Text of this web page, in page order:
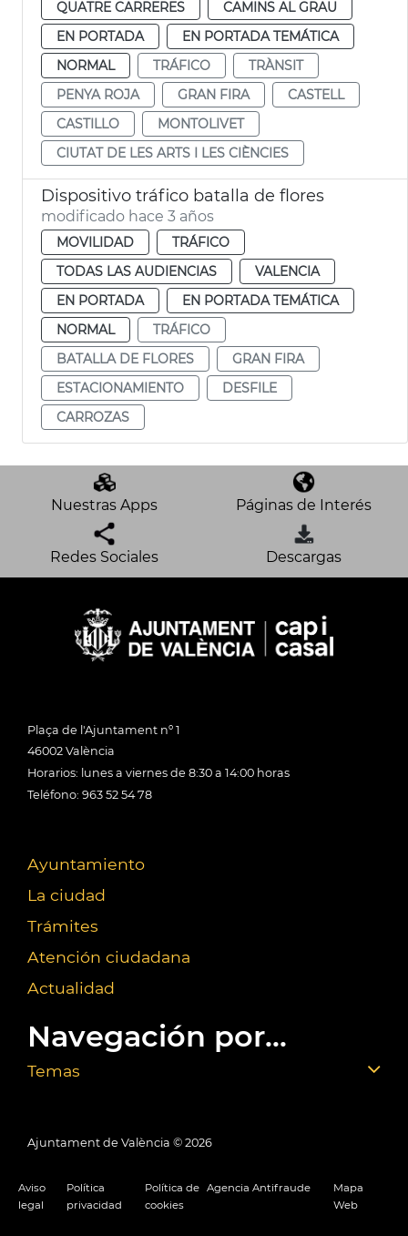
QUATRE CARRERES
CAMINS AL GRAU
EN PORTADA
EN PORTADA TEMÁTICA
NORMAL
TRÁFICO
TRÀNSIT
PENYA ROJA
GRAN FIRA
CASTELL
CASTILLO
MONTOLIVET
CIUTAT DE LES ARTS I LES CIÈNCIES
Dispositivo tráfico batalla de flores
modificado hace 3 años
MOVILIDAD
TRÁFICO
TODAS LAS AUDIENCIAS
VALENCIA
EN PORTADA
EN PORTADA TEMÁTICA
NORMAL
TRÁFICO
BATALLA DE FLORES
GRAN FIRA
ESTACIONAMIENTO
DESFILE
CARROZAS
Nuestras Apps Páginas de Interés
Redes Sociales Descargas
Plaça de l'Ajuntament nº 1
46002 València
Horarios: lunes a viernes de 8:30 a 14:00 horas
Teléfono: 963 52 54 78
Ayuntamiento
La ciudad
Trámites
Atención ciudadana
Actualidad
Navegación por...
Temas
Ajuntament de València © 2026
Aviso
legal
Política
privacidad
Política de
cookies
Agencia Antifraude
Mapa
Web